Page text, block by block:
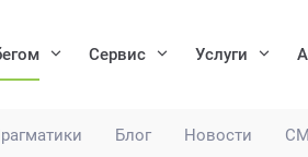
Блог Новости
Сервис Услуги